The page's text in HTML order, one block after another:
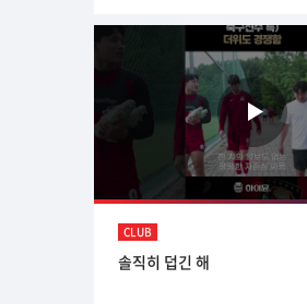
CLUB
솔직히 덥긴 해